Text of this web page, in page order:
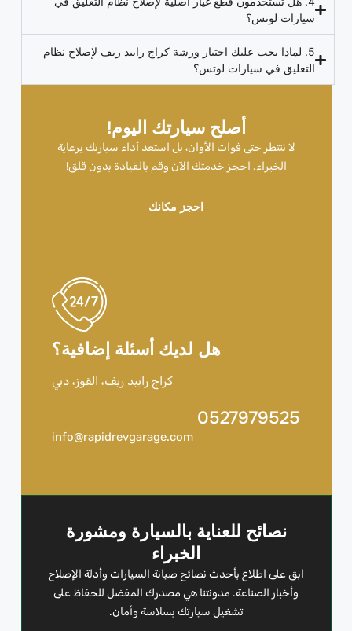
أصلح سيارتك اليوم!
لا تنتظر حتى فوات الأوان، بل استعد أداء سيارتك برعاية
الخبراء. احجز خدمتك الآن وقم بالقيادة بدون قلق!
احجز مكانك
هل لديك أسئلة إضافية؟
كراج رابيد ريف، القوز، دبي
0527979525
info@rapidrevgarage.com
نصائح للعناية بالسيارة ومشورة
الخبراء
ابق على اطلاع بأحدث نصائح صيانة السيارات وأدلة الإصلاح
وأخبار الصناعة. مدونتنا هي مصدرك المفضل للحفاظ على
تشغيل سيارتك بسلاسة وأمان.
سيارات لوتس؟
5. لماذا يجب عليك اختيار ورشة كراج رابيد ريف لإصلاح نظام
التعليق في سيارات لوتس؟